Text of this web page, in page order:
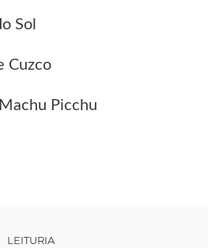
Sol
Cuzco
Picchu
LEITURIA